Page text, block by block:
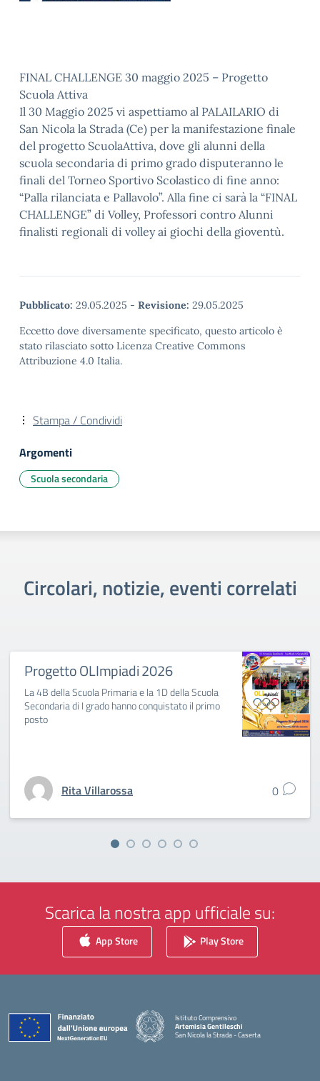
FINAL CHALLENGE 30 maggio 2025 – Progetto
Scuola Attiva
Il 30 Maggio 2025 vi aspettiamo al PALAILARIO di
San Nicola la Strada (Ce) per la manifestazione finale
del progetto ScuolaAttiva, dove gli alunni della
scuola secondaria di primo grado disputeranno le
finali del Torneo Sportivo Scolastico di fine anno:
“Palla rilanciata e Pallavolo”. Alla fine ci sarà la “FINAL
CHALLENGE” di Volley, Professori contro Alunni
finalisti regionali di volley ai giochi della gioventù.
Pubblicato: 29.05.2025 - Revisione: 29.05.2025
Eccetto dove diversamente specificato, questo articolo è
stato rilasciato sotto Licenza Creative Commons
Attribuzione 4.0 Italia.
Stampa / Condividi
Argomenti
Scuola secondaria
Circolari, notizie, eventi correlati
Progetto OLImpiadi 2026
La 4B della Scuola Primaria e la 1D della Scuola
Secondaria di I grado hanno conquistato il primo
posto
Rita Villarossa 0
Scarica la nostra app ufficiale su:
App Store Play Store
Istituto Comprensivo
Artemisia Gentileschi
San Nicola la Strada - Caserta